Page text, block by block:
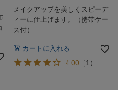
メイクアップを美しくスピーデ
ィーに仕上げます。（携帯ケー
ス付）
カートに入れる
4.00 （1 ）